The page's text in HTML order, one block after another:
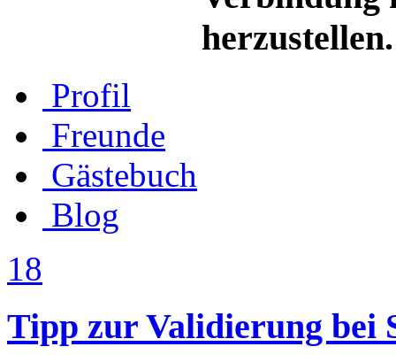
herzustellen.
Profil
Freunde
Gästebuch
Blog
18
Tipp zur Validierung bei